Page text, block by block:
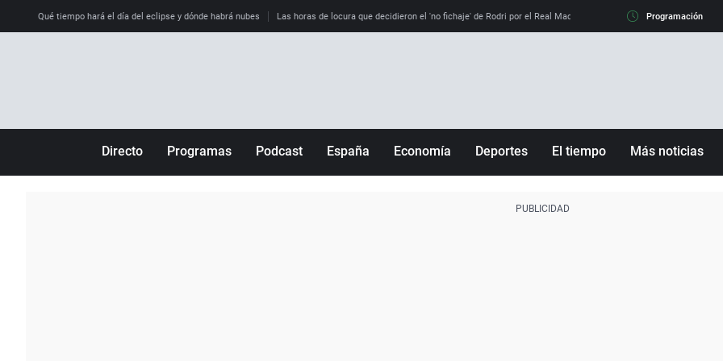
Qué tiempo hará el día del eclipse y dónde habrá nubes Las horas de locura que decidieron el 'no fichaje' de Rodri por el Real Madrid y su 'sí' al Barça La llamada
Programación
Directo Programas Podcast España Economía Deportes El tiempo Más noticias